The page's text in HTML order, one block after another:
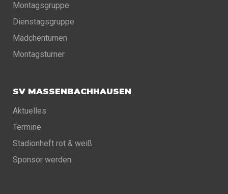
Montagsgruppe
Dienstagsgruppe
Mädchenturnen
Montagsturner
SV MASSENBACHHAUSEN
Aktuelles
Termine
Stadionheft rot & weiß
Sponsor werden